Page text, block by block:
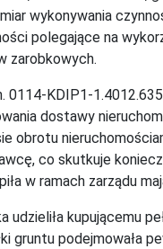
wykonywania
polegające na
zarobkowych.
0114-KDIP1-
dostawy
obrotu
co skutkuje
w ramach zarządu
kupującemu
gruntu podejmowała